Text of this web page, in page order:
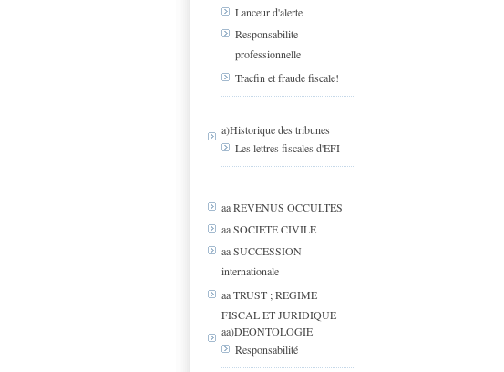
Lanceur d'alerte
Responsabilite
professionnelle
Tracfin et fraude fiscale!
a)Historique des tribunes
Les lettres fiscales d'EFI
aa REVENUS OCCULTES
aa SOCIETE CIVILE
aa SUCCESSION
internationale
aa TRUST ; REGIME
FISCAL ET JURIDIQUE
aa)DEONTOLOGIE
Responsabilité